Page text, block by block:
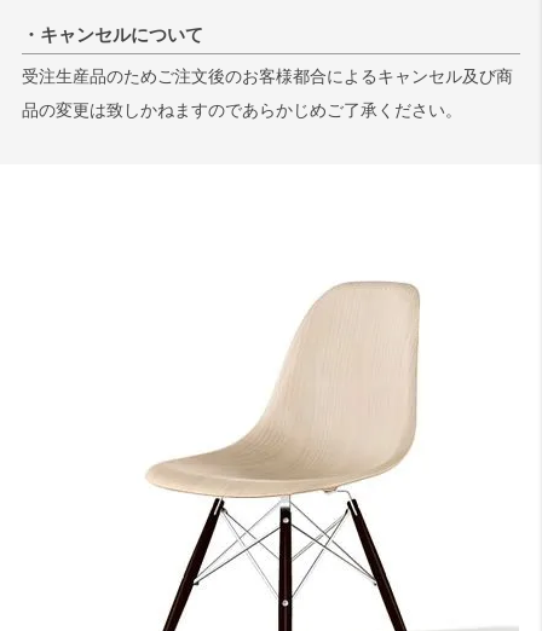
・キャンセルについて
受注生産品のためご注文後のお客様都合によるキャンセル及び商
品の変更は致しかねますのであらかじめご了承ください。